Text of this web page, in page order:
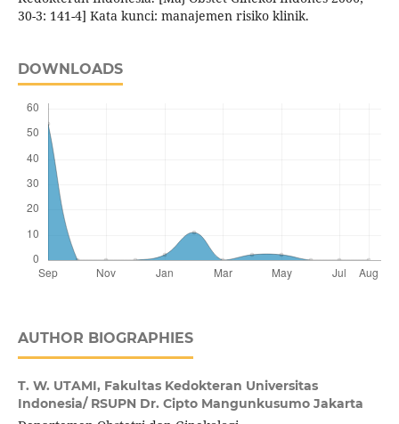
30-3: 141-4] Kata kunci: manajemen risiko klinik.
DOWNLOADS
AUTHOR BIOGRAPHIES
T. W. UTAMI, Fakultas Kedokteran Universitas
Indonesia/ RSUPN Dr. Cipto Mangunkusumo Jakarta